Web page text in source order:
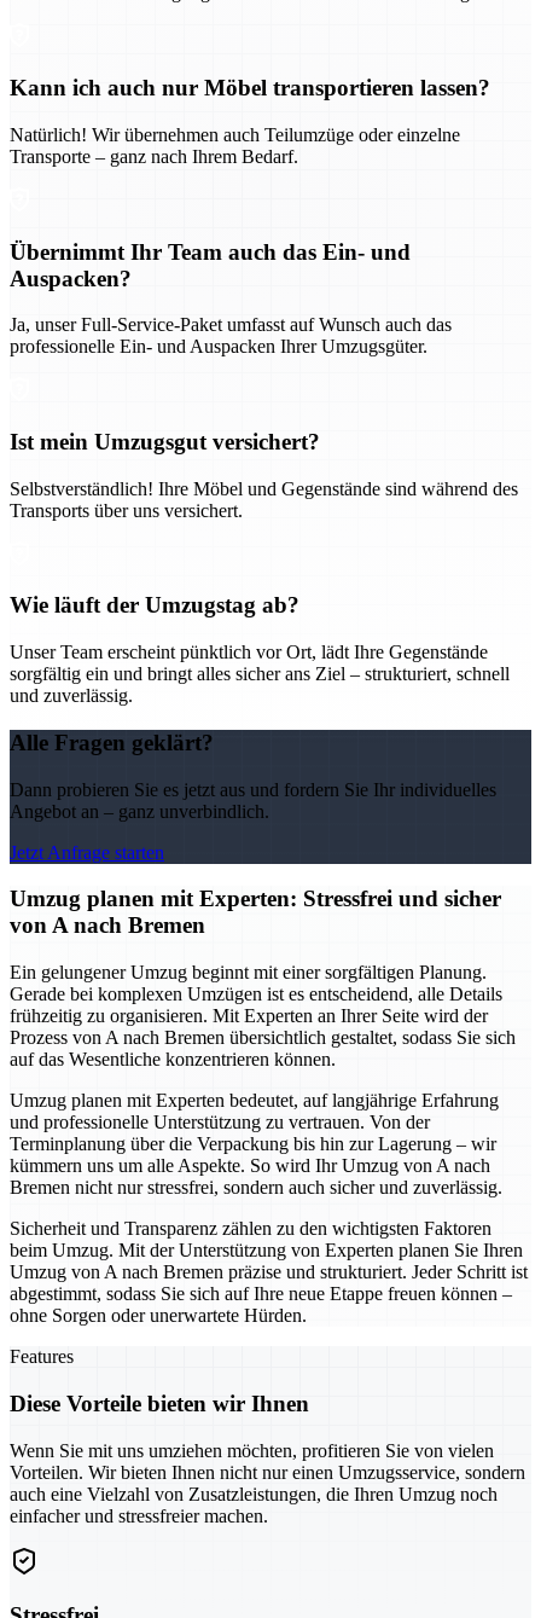
Kann ich auch nur Möbel transportieren lassen?
Natürlich! Wir übernehmen auch Teilumzüge oder einzelne
Transporte – ganz nach Ihrem Bedarf.
Übernimmt Ihr Team auch das Ein- und
Auspacken?
Ja, unser Full-Service-Paket umfasst auf Wunsch auch das
professionelle Ein- und Auspacken Ihrer Umzugsgüter.
Ist mein Umzugsgut versichert?
Selbstverständlich! Ihre Möbel und Gegenstände sind während des
Transports über uns versichert.
Wie läuft der Umzugstag ab?
Unser Team erscheint pünktlich vor Ort, lädt Ihre Gegenstände
sorgfältig ein und bringt alles sicher ans Ziel – strukturiert, schnell
und zuverlässig.
Alle Fragen geklärt?
Dann probieren Sie es jetzt aus und fordern Sie Ihr individuelles
Angebot an – ganz unverbindlich.
Jetzt Anfrage starten
Umzug planen mit Experten: Stressfrei und sicher
von A nach Bremen
Ein gelungener Umzug beginnt mit einer sorgfältigen Planung.
Gerade bei komplexen Umzügen ist es entscheidend, alle Details
frühzeitig zu organisieren. Mit Experten an Ihrer Seite wird der
Prozess von A nach Bremen übersichtlich gestaltet, sodass Sie sich
auf das Wesentliche konzentrieren können.
Umzug planen mit Experten bedeutet, auf langjährige Erfahrung
und professionelle Unterstützung zu vertrauen. Von der
Terminplanung über die Verpackung bis hin zur Lagerung – wir
kümmern uns um alle Aspekte. So wird Ihr Umzug von A nach
Bremen nicht nur stressfrei, sondern auch sicher und zuverlässig.
Sicherheit und Transparenz zählen zu den wichtigsten Faktoren
beim Umzug. Mit der Unterstützung von Experten planen Sie Ihren
Umzug von A nach Bremen präzise und strukturiert. Jeder Schritt ist
abgestimmt, sodass Sie sich auf Ihre neue Etappe freuen können –
ohne Sorgen oder unerwartete Hürden.
Features
Diese Vorteile bieten wir Ihnen
Wenn Sie mit uns umziehen möchten, profitieren Sie von vielen
Vorteilen. Wir bieten Ihnen nicht nur einen Umzugsservice, sondern
auch eine Vielzahl von Zusatzleistungen, die Ihren Umzug noch
einfacher und stressfreier machen.